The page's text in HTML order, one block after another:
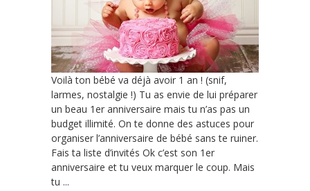
Voilà ton bébé va déjà avoir 1 an ! (snif,
larmes, nostalgie !) Tu as envie de lui préparer
un beau 1er anniversaire mais tu n’as pas un
budget illimité. On te donne des astuces pour
organiser l’anniversaire de bébé sans te ruiner.
Fais ta liste d’invités Ok c’est son 1er
anniversaire et tu veux marquer le coup. Mais
tu ...